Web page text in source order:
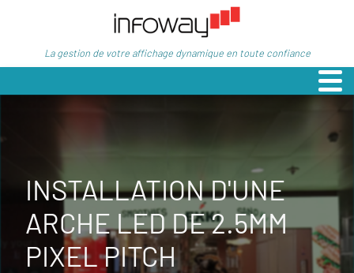
La gestion de votre affichage dynamique en toute confiance
INSTALLATION D'UNE
ARCHE LED DE 2.5MM
PIXEL PITCH